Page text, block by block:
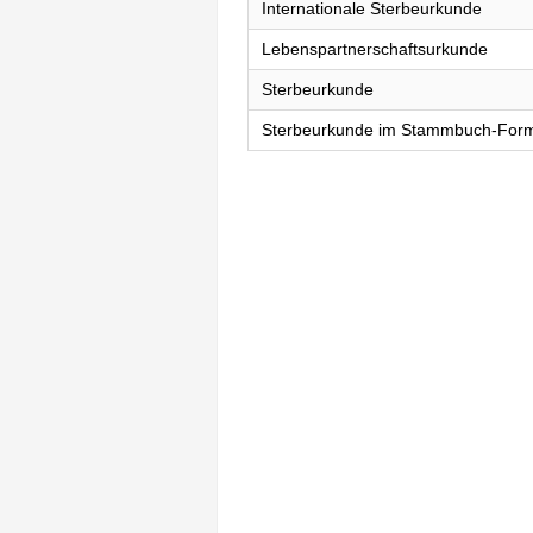
Internationale Sterbeurkunde
Lebenspartnerschaftsurkunde
Sterbeurkunde
Sterbeurkunde im Stammbuch-